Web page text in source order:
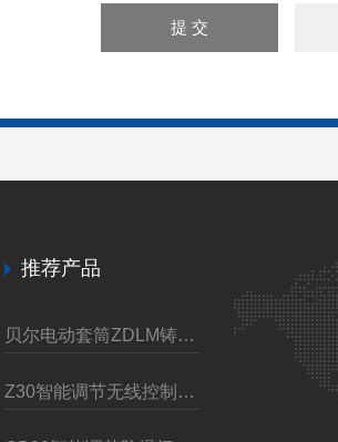
推荐产品
贝尔电动套筒ZDLM铸钢调节阀
Z30智能调节无线控制电动装置